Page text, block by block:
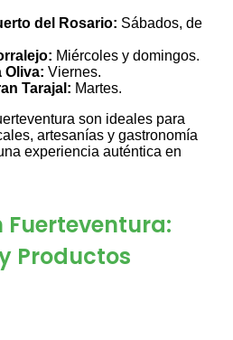
del Rosario: Sábados, de
Miércoles y domingos.
Oliva: Viernes.
Tarajal: Martes.
son ideales para
artesanías y gastronomía
experiencia auténtica en
Fuerteventura:
Productos